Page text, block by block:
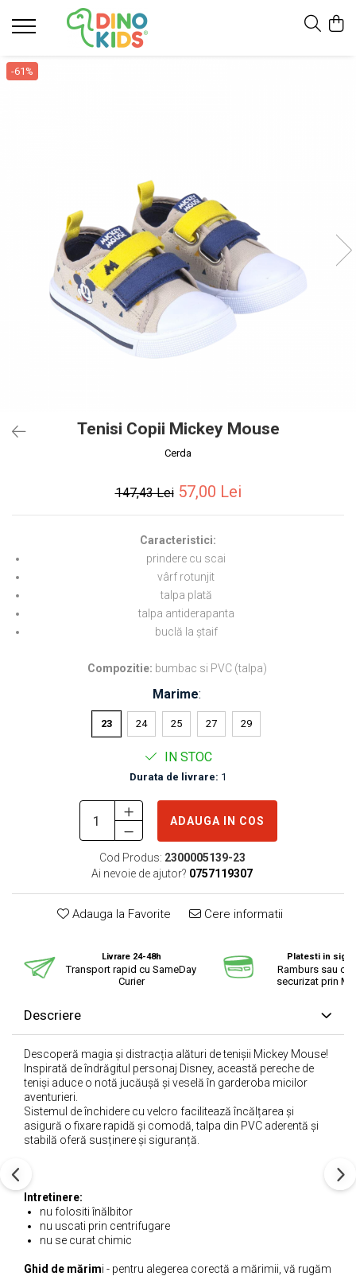
Suport clienti
-61%
Tenisi Copii Mickey Mouse
Cerda
147,43 Lei 57,00 Lei
Caracteristici:
prindere cu scai
vârf rotunjit
talpa plată
talpa antiderapanta
buclă la ștaif
Compozitie: bumbac si PVC (talpa)
Marime:
23 24 25 27 29
IN STOC
Durata de livrare: 1
ADAUGA IN COS
Cod Produs: 2300005139-23
Ai nevoie de ajutor? 0757119307
Adauga la Favorite Cere informatii
Livrare 24-48h
Transport rapid cu SameDay
Curier
Platesti in
Ramburs sau cu
securizat prin
Descriere
Descoperă magia și distracția alături de tenișii Mickey Mouse!
Inspirată de îndrăgitul personaj Disney, această pereche de
teniși aduce o notă jucăușă și veselă în garderoba micilor
aventurieri.
Sistemul de închidere cu velcro facilitează încălțarea și
asigură o fixare rapidă și comodă, talpa din PVC aderentă și
stabilă oferă susținere și siguranță.
Intretinere:
nu folositi înălbitor
nu uscati prin centrifugare
nu se curat chimic
Ghid de mărimi - pentru alegerea corectă a mărimii, vă rugăm